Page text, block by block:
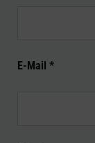
E-Mail *